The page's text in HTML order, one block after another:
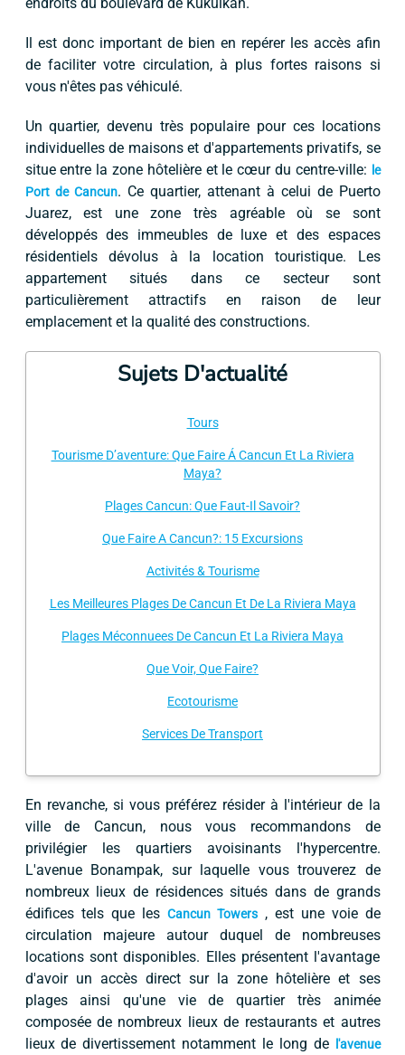
endroits du boulevard de Kukulkan.
Il est donc important de bien en repérer les accès afin
de faciliter votre circulation, à plus fortes raisons si
vous n'êtes pas véhiculé.
Un quartier, devenu très populaire pour ces locations
individuelles de maisons et d'appartements privatifs, se
situe entre la zone hôtelière et le cœur du centre-ville: le
Port de Cancun. Ce quartier, attenant à celui de Puerto
Juarez, est une zone très agréable où se sont
développés des immeubles de luxe et des espaces
résidentiels dévolus à la location touristique. Les
appartement situés dans ce secteur sont
particulièrement attractifs en raison de leur
emplacement et la qualité des constructions.
Sujets D'actualité
Tours
Tourisme D’aventure: Que Faire Á Cancun Et La Riviera
Maya?
Plages Cancun: Que Faut-Il Savoir?
Que Faire A Cancun?: 15 Excursions
Activités & Tourisme
Les Meilleures Plages De Cancun Et De La Riviera Maya
Plages Méconnuees De Cancun Et La Riviera Maya
Que Voir, Que Faire?
Ecotourisme
Services De Transport
En revanche, si vous préférez résider à l'intérieur de la
ville de Cancun, nous vous recommandons de
privilégier les quartiers avoisinants l'hypercentre.
L'avenue Bonampak, sur laquelle vous trouverez de
nombreux lieux de résidences situés dans de grands
édifices tels que les Cancun Towers, est une voie de
circulation majeure autour duquel de nombreuses
locations sont disponibles. Elles présentent l'avantage
d'avoir un accès direct sur la zone hôtelière et ses
plages ainsi qu'une vie de quartier très animée
composée de nombreux lieux de restaurants et autres
lieux de divertissement notamment le long de
l'avenue